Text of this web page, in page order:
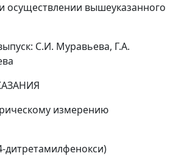
осуществлении вышеуказанного
С.И. Муравьева, Г.А.
измерению
дитретамилфенокси)